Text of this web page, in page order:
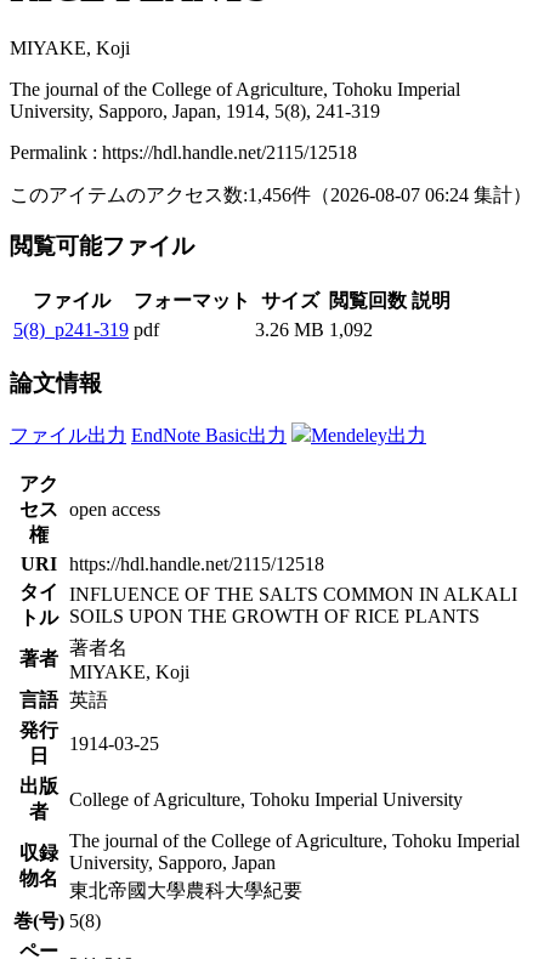
MIYAKE, Koji
The journal of the College of Agriculture, Tohoku Imperial
University, Sapporo, Japan, 1914, 5(8), 241-319
Permalink : https://hdl.handle.net/2115/12518
このアイテムのアクセス数:1,456件 （2026-08-07 06:24 集計）
閲覧可能ファイル
ファイル フォーマット サイズ 閲覧回数 説明
5(8)_p241-319 pdf 3.26 MB 1,092
論文情報
ファイル出力 EndNote Basic出力 Mendeley出力
アク
セス
権
open access
URI https://hdl.handle.net/2115/12518
タイ
トル
INFLUENCE OF THE SALTS COMMON IN ALKALI
SOILS UPON THE GROWTH OF RICE PLANTS
著者
著者名
MIYAKE, Koji
言語 英語
発行
日
1914-03-25
出版
者
College of Agriculture, Tohoku Imperial University
収録
物名
The journal of the College of Agriculture, Tohoku Imperial
University, Sapporo, Japan
東北帝國大學農科大學紀要
巻(号) 5(8)
ペー